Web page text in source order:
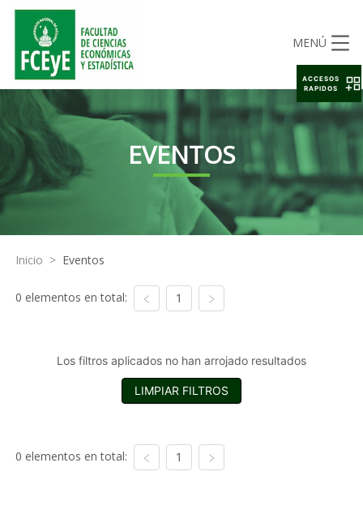
MENÚ
EVENTOS
Inicio > Eventos
0 elementos en total: 1
Los filtros aplicados no han arrojado resultados
LIMPIAR FILTROS
0 elementos en total: 1
ACCESOS
RAPIDOS